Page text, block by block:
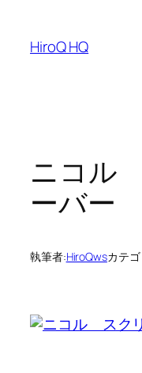
HiroQ HQ
ニコル
ーバー
執筆者:HiroQwsカテ